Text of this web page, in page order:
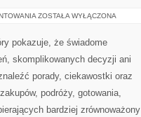
RECYKLING
ZOSTAŁA WYŁĄCZONA
pokazuje, że świadome
skomplikowanych decyzji ani
porady, ciekawostki oraz
podróży, gotowania,
bardziej zrównoważony